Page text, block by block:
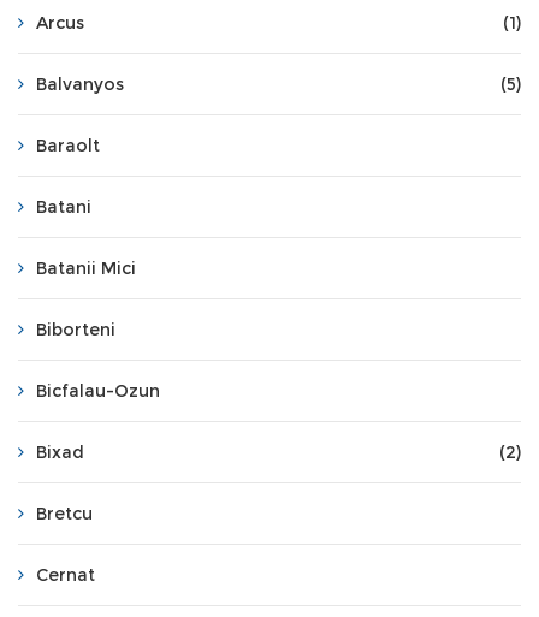
Arcus (1)
Balvanyos (5)
Baraolt
Batani
Batanii Mici
Biborteni
Bicfalau-Ozun
Bixad (2)
Bretcu
Cernat